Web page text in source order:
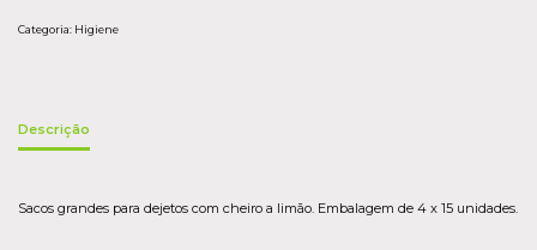
Categoria: Higiene
Descrição
Sacos grandes para dejetos com cheiro a limão. Embalagem de 4 x 15 unidades.